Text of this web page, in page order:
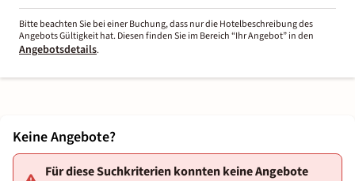
Bitte beachten Sie bei einer Buchung, dass nur die Hotelbeschreibung des
Angebots Gültigkeit hat. Diesen finden Sie im Bereich “Ihr Angebot” in den
Angebotsdetails.
Keine Angebote?
Für diese Suchkriterien konnten keine Angebote